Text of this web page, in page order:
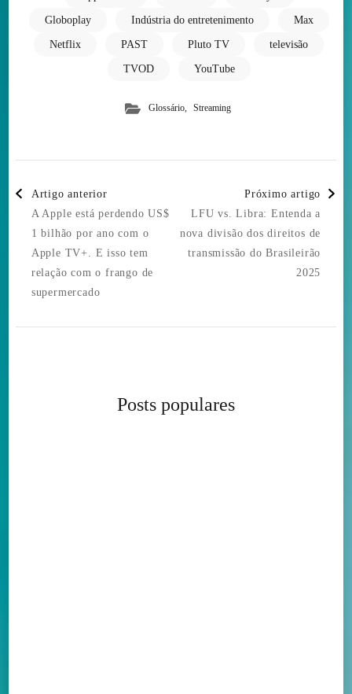
Globoplay Indústria do entretenimento Max
Netflix PAST Pluto TV televisão
TVOD YouTube
Glossário Streaming
Navigation
Artigo anterior
A Apple está perdendo US$
1 bilhão por ano com o
Apple TV+. E isso tem
relação com o frango de
supermercado
Próximo artigo
LFU vs. Libra: Entenda a
nova divisão dos direitos de
transmissão do Brasileirão
2025
Posts populares